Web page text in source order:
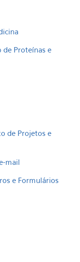
de Proteínas e
de Projetos e
mail
e Formulários